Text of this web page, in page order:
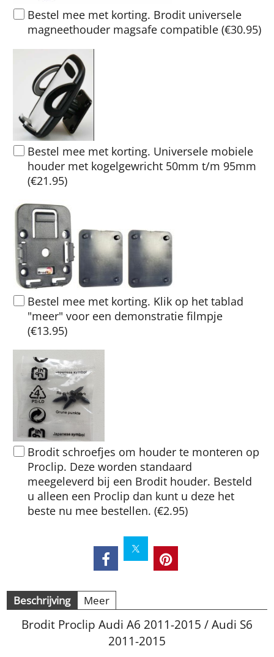
Bestel mee met korting. Brodit universele
magneethouder magsafe compatible (€30.95)
Bestel mee met korting. Universele mobiele
houder met kogelgewricht 50mm t/m 95mm
(€21.95)
Bestel mee met korting. Klik op het tablad
"meer" voor een demonstratie filmpje
(€13.95)
Brodit schroefjes om houder te monteren op
Proclip. Deze worden standaard
meegeleverd bij een Brodit houder. Besteld
u alleen een Proclip dan kunt u deze het
beste nu mee bestellen. (€2.95)
Beschrijving Meer
Brodit Proclip Audi A6 2011-2015 / Audi S6
2011-2015